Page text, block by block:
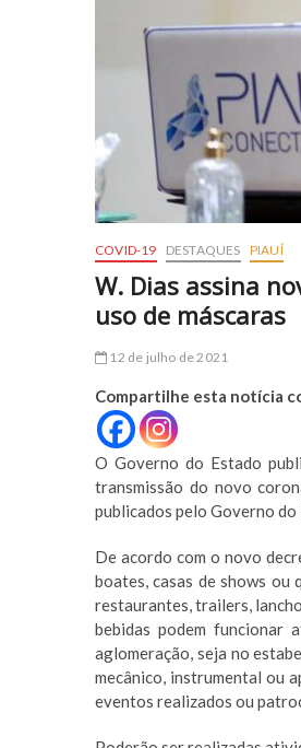
COVID-19 DESTAQUES PIAUÍ
W. Dias assina
uso de máscaras
12 de julho de 2021
Compartilhe esta notícia
O Governo do Estado
transmissão do novo
publicados pelo Governo do
De acordo com o novo
boates, casas de shows ou
restaurantes, trailers,
bebidas podem funcionar
aglomeração, seja no
mecânico, instrumental ou
eventos realizados ou